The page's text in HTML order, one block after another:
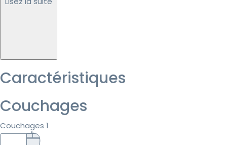
Caractéristiques
Couchages
Couchages 1